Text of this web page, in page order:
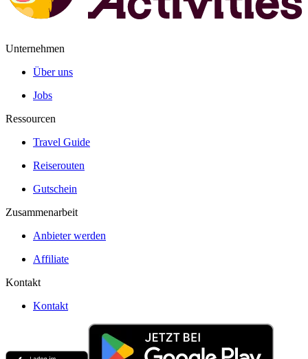
Unternehmen
Über uns
Jobs
Ressourcen
Travel Guide
Reiserouten
Gutschein
Zusammenarbeit
Anbieter werden
Affiliate
Kontakt
Kontakt